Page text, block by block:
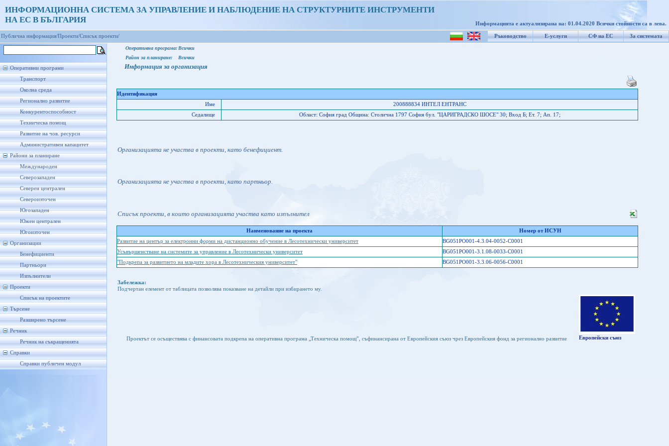
ИНФОРМАЦИОННА СИСТЕМА ЗА УПРАВЛЕНИЕ И НАБЛЮДЕНИЕ НА СТРУКТУРНИТЕ ИНСТРУМЕНТИ
НА ЕС В БЪЛГАРИЯ
Информацията е актуализирана на: 01.04.2020 Всички стойности са в лева.
Ръководство Е-услуги СФ на ЕС За системата
Публична информация/Проекти/Списък проекти/
Оперативни програми
Транспорт
Околна среда
Регионално развитие
Конкурентоспособност
Техническа помощ
Развитие на чов. ресурси
Административен капацитет
Райони за планиране
Международен
Северозападен
Северен централен
Североизточен
Югозападен
Южен централен
Югоизточен
Организации
Бенефициенти
Партньори
Изпълнители
Проекти
Списък на проектите
Търсене
Разширено търсене
Речник
Речник на съкращенията
Справки
Справки публичен модул
Оперативна програма: Всички
Район за планиране:
Всички
Информация за организация
Идентификация
Име
200888834 ИНТЕЛ ЕНТРАНС
Седалище
Област: София град Oбщина: Столична 1797 София бул. "ЦАРИГРАДСКО ШОСЕ" 30; Вход Б; Ет. 7; Ап. 17;
Организацията не участва в проекти, като бенефициент.
Организацията не участва в проекти, като партньор.
Списък проекти, в които организацията участва като изпълнител
Наименование на проекта
Номер от ИСУН
Развитие на център за електронни форми на дистанционно обучение в Лесотехнически университет
BG051PO001-4.3.04-0052-C0001
Усъвършенстване на системите за управление в Лесотехнически университет
BG051PO001-3.1.08-0033-C0001
"Подкрепа за развитието на младите хора в Лесотехническия университет"
BG051PO001-3.3.06-0056-C0001
Забележка:
Подчертан елемент от таблицата позволява показване на детайли при избирането му.
Проектът се осъществява с финансовата подкрепа на оперативна програма „Техническа помощ”, съфинансирана от Европейския съюз чрез Европейския фонд за регионално развитие Европейски съюз